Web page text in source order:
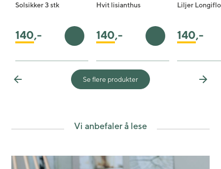
Solsikker 3 stk
140,- Legg i handlekurv
Hvit lisianthus
140,- Legg i handlekurv
Liljer
140,-
Previous Next
Se flere produkter
Vi anbefaler å lese